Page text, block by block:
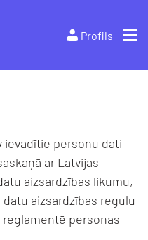
Profils
ievadītie personu dati
ar Latvijas
aizsardzības likumu,
aizsardzības regulu
personas